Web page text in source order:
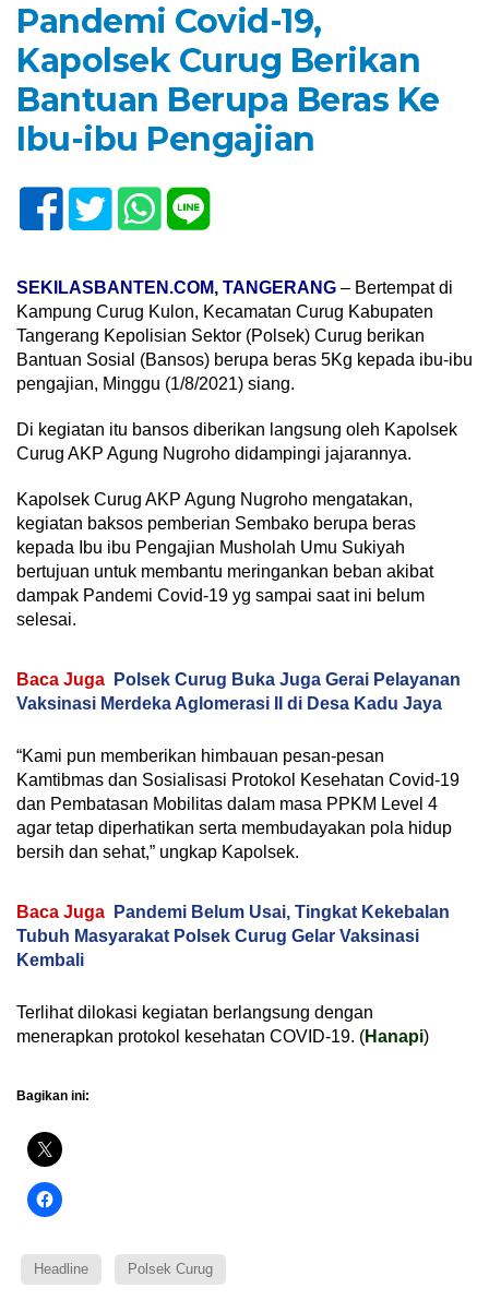
Pandemi Covid-19,
Kapolsek Curug Berikan
Bantuan Berupa Beras Ke
Ibu-ibu Pengajian
SEKILASBANTEN.COM, TANGERANG – Bertempat di
Kampung Curug Kulon, Kecamatan Curug Kabupaten
Tangerang Kepolisian Sektor (Polsek) Curug berikan
Bantuan Sosial (Bansos) berupa beras 5Kg kepada ibu-ibu
pengajian, Minggu (1/8/2021) siang.
Di kegiatan itu bansos diberikan langsung oleh Kapolsek
Curug AKP Agung Nugroho didampingi jajarannya.
Kapolsek Curug AKP Agung Nugroho mengatakan,
kegiatan baksos pemberian Sembako berupa beras
kepada Ibu ibu Pengajian Musholah Umu Sukiyah
bertujuan untuk membantu meringankan beban akibat
dampak Pandemi Covid-19 yg sampai saat ini belum
selesai.
Baca Juga
Polsek Curug Buka Juga Gerai Pelayanan
Vaksinasi Merdeka Aglomerasi II di Desa Kadu Jaya
“Kami pun memberikan himbauan pesan-pesan
Kamtibmas dan Sosialisasi Protokol Kesehatan Covid-19
dan Pembatasan Mobilitas dalam masa PPKM Level 4
agar tetap diperhatikan serta membudayakan pola hidup
bersih dan sehat,” ungkap Kapolsek.
Baca Juga
Pandemi Belum Usai, Tingkat Kekebalan
Tubuh Masyarakat Polsek Curug Gelar Vaksinasi
Kembali
Terlihat dilokasi kegiatan berlangsung dengan
menerapkan protokol kesehatan COVID-19. (Hanapi)
Bagikan ini:
Headline Polsek Curug